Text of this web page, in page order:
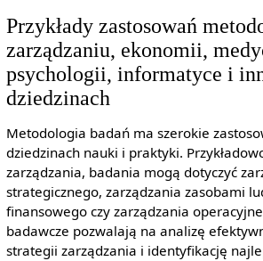
Przykłady zastosowań
zarządzaniu, ekonomii,
psychologii, informatyce i
dziedzinach
Metodologia badań ma szerokie
dziedzinach nauki i praktyki.
zarządzania, badania mogą dotyczyć
strategicznego, zarządzania zasobami
finansowego czy zarządzania
badawcze pozwalają na analizę
strategii zarządzania i identyfikację